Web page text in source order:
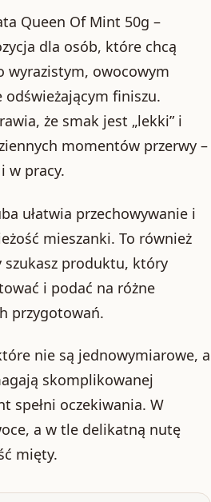
Queen Of Mint 50g –
dla osób, które chcą
wyrazistym, owocowym
finiszu.
że smak jest „lekki” i
momentów przerwy –
w pracy.
ułatwia przechowywanie i
mieszanki. To również
szukasz produktu, który
i podać na różne
przygotowań.
nie są jednowymiarowe, a
skomplikowanej
spełni oczekiwania. W
a w tle delikatną nutę
mięty.